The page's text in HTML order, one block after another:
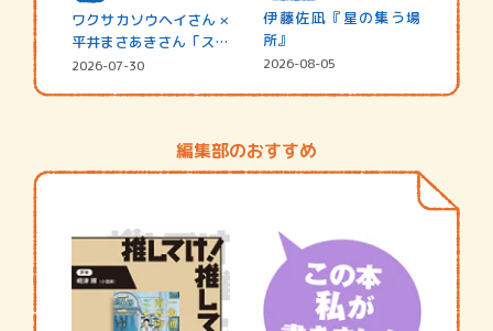
ワクサカソウヘイさん ×
平井まさあきさん「スペ
シャ…
2026-07-30
伊藤佐凪『星の集う場
所』
2026-08-05
編集部のおすすめ